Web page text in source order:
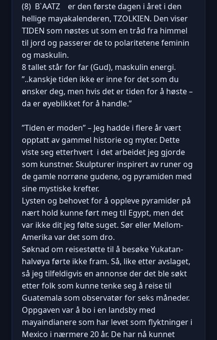
(8) B`AATZ er den første dagen i året i den
hellige mayakalenderen, TZOLKIEN. Den viser
TIDEN som nøstes ut som en tråd fra himmel
til jord og passerer de to polaritetene feminin
og maskulin.
8 tallet står for far (Gud), maskulin energi.
”..kanskje tiden ikke er inne for det som du
ønsker deg, men hvis det er tiden for å høste –
da er øyeblikket for å handle.”
”Tiden er moden” – Jeg hadde i flere år vært
opptatt av gammel historie og myter. Dette
viste seg etterhvert i det arbeidet jeg gjorde
som kunstner. Skulpturer inspirert av runer og
de gamle norrøne gudene, og pyramiden med
sine mystiske krefter.
Lysten og behovet for å oppleve pyramider på
nært hold kunne ført meg til Egypt, men det
var ikke dit jeg følte suget. Sør eller Mellom-
Amerika var det som dro.
Søknad om reisestøtte til å besøke Yukatan-
halvøya førte ikke fram. Så, like etter avslaget,
så jeg tilfeldigvis en annonse der det ble søkt
etter folk som kunne tenke seg å reise til
Guatemala som observatør for seks måneder.
Oppgaven var å bo i en landsby med
mayaindianere som har levet som flyktninger i
Mexico i nærmere 20 år. De har nå kunnet